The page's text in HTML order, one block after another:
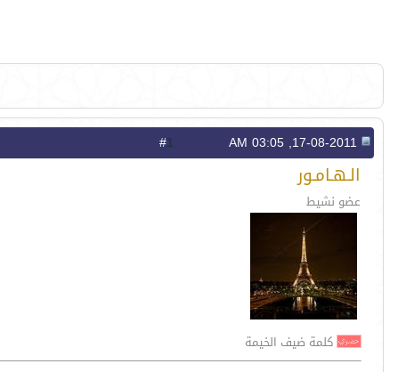
1
الـهـامـور
عضو نشيط
كلمة ضيف الخيمة